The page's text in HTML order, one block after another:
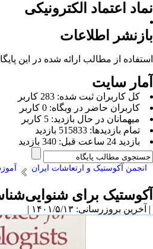
نماد اعتماد الکترونیکی
بازنشر اطلاعات
استفاده از مطالب ارائه شده در این
آمار سایت
كل کاربران ثبت شده: 283 کاربر
کاربران حاضر در وبگاه: 0 کاربر
ميهمانان در حال بازديد: 5 کاربر
تمام بازديد‌ها: 515833 بازدید
بازديد 24 ساعت قبل: 340 بازدید
انجمن آکوستیک و ارتعاشات ایران
آکوستیک برای
| آخرین بروزرسانی: ۱۴۰۱/۵/۱۳ |